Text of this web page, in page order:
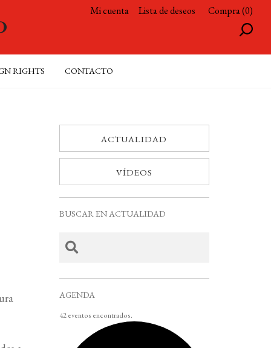
Mi cuenta Lista de deseos Compra (0)
RIGHTS CONTACTO
ACTUALIDAD
VÍDEOS
BUSCAR EN ACTUALIDAD
AGENDA
42 eventos encontrados.